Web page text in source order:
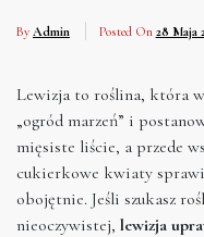
By Admin Posted On 28 Maja
Lewizja to roślina, która
„ogród marzeń” i
mięsiste liście, a przede
cukierkowe kwiaty
obojętnie. Jeśli szukasz
nieoczywistej, lewizja